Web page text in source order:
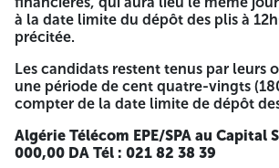
les Délais de Remplacement des
joint en Annexe du présent cahier
copie du certificat de galvanisation
document justifiant la
cahier des charges doit être
Lu et Accepté » sur sa dernière
en fin du cahier des charges).
C- L'offre financière :
à la date limite du dépôt des plis à
précitée.
Les candidats restent tenus par leurs
une période de cent quatre-vingts
compter de la date limite de dépôt
Algérie Télécom EPE/SPA au Capital
000,00 DA Tél : 021 82 38 39